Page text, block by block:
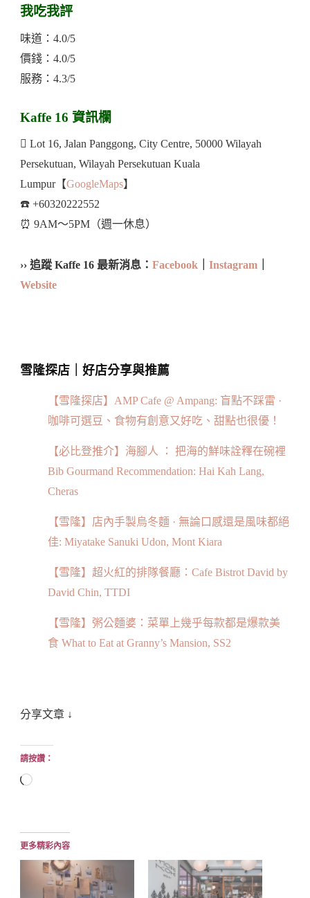
我吃我評
味道：4.0/5
價錢：4.0/5
服務：4.3/5
Kaffe 16 資訊欄
 Lot 16, Jalan Panggong, City Centre, 50000 Wilayah
Persekutuan, Wilayah Persekutuan Kuala
Lumpur【GoogleMaps】
☎️ +60320222552
⏰ 9AM～5PM（週一休息）
›› 追蹤 Kaffe 16 最新消息： Facebook Instagram
Website
雪隆探店｜好店分享與推薦
【雪隆探店】AMP Cafe @ Ampang: 盲點不踩雷 ·
咖啡可選豆、食物有創意又好吃、甜點也很優！
【必比登推介】海腳人 ： 把海的鮮味詮釋在碗裡
Bib Gourmand Recommendation: Hai Kah Lang,
Cheras
【雪隆】店內手製烏冬麵 · 無論口感還是風味都絕
佳: Miyatake Sanuki Udon, Mont Kiara
【雪隆】超火紅的排隊餐廳：Cafe Bistrot David by
David Chin, TTDI
【雪隆】粥公麵婆：菜單上幾乎每款都是爆款美
食 What to Eat at Granny’s Mansion, SS2
分享文章 ↓
請按讚：
正
入...
更多精彩內容